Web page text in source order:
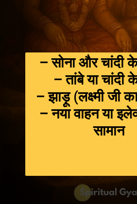
– सोना और
– तांबे या चांदी
– झाड़ू (लक्ष्मी जी
– नया वाहन या
सामान